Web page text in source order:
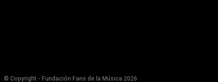
© Copyright - Fundación Fans de la Música 2026